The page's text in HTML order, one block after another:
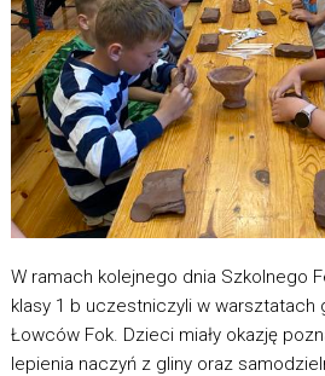
W ramach kolejnego dnia Szkolnego
klasy 1 b uczestniczyli w warsztatach
Łowców Fok. Dzieci miały okazję
lepienia naczyń z gliny oraz